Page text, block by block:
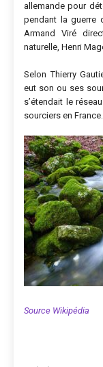
allemande pour
pendant la guerre
Armand Viré
naturelle, Henri
Selon Thierry
eut son ou ses
s’étendait le
sourciers en France.
Source Wikipédia